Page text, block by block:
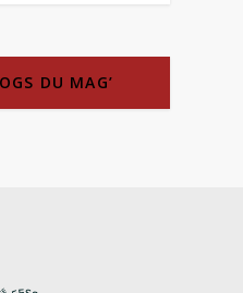
DU MAG’